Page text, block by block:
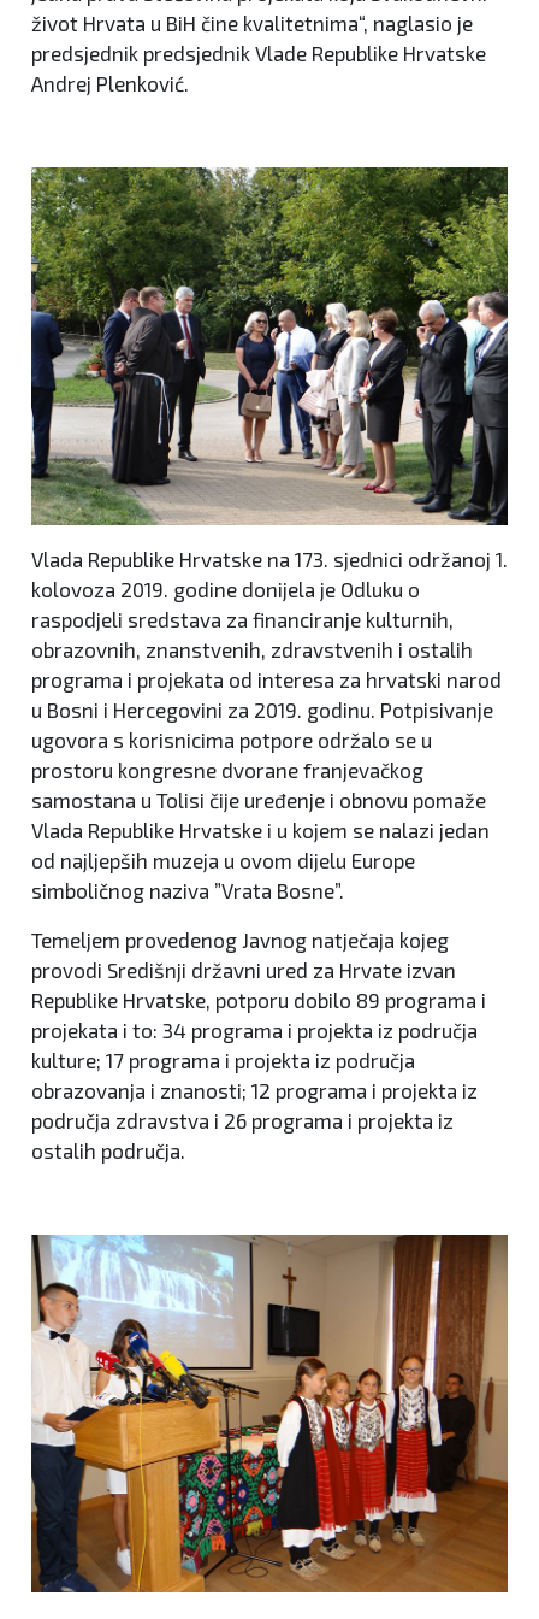
život Hrvata u BiH čine kvalitetnima“, naglasio je
predsjednik predsjednik Vlade Republike Hrvatske
Andrej Plenković.
Vlada Republike Hrvatske na 173. sjednici održanoj 1.
kolovoza 2019. godine donijela je Odluku o
raspodjeli sredstava za financiranje kulturnih,
obrazovnih, znanstvenih, zdravstvenih i ostalih
programa i projekata od interesa za hrvatski narod
u Bosni i Hercegovini za 2019. godinu. Potpisivanje
ugovora s korisnicima potpore održalo se u
prostoru kongresne dvorane franjevačkog
samostana u Tolisi čije uređenje i obnovu pomaže
Vlada Republike Hrvatske i u kojem se nalazi jedan
od najljepših muzeja u ovom dijelu Europe
simboličnog naziva ”Vrata Bosne”.
Temeljem provedenog Javnog natječaja kojeg
provodi Središnji državni ured za Hrvate izvan
Republike Hrvatske, potporu dobilo 89 programa i
projekata i to: 34 programa i projekta iz područja
kulture; 17 programa i projekta iz područja
obrazovanja i znanosti; 12 programa i projekta iz
područja zdravstva i 26 programa i projekta iz
ostalih područja.